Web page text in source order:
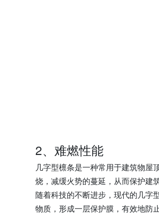
2、难燃性能
几字型檩条是一种常用于建筑物屋
烧，减缓火势的蔓延，从而保护建
随着科技的不断进步，现代的几字
物质，形成一层保护膜，有效地防